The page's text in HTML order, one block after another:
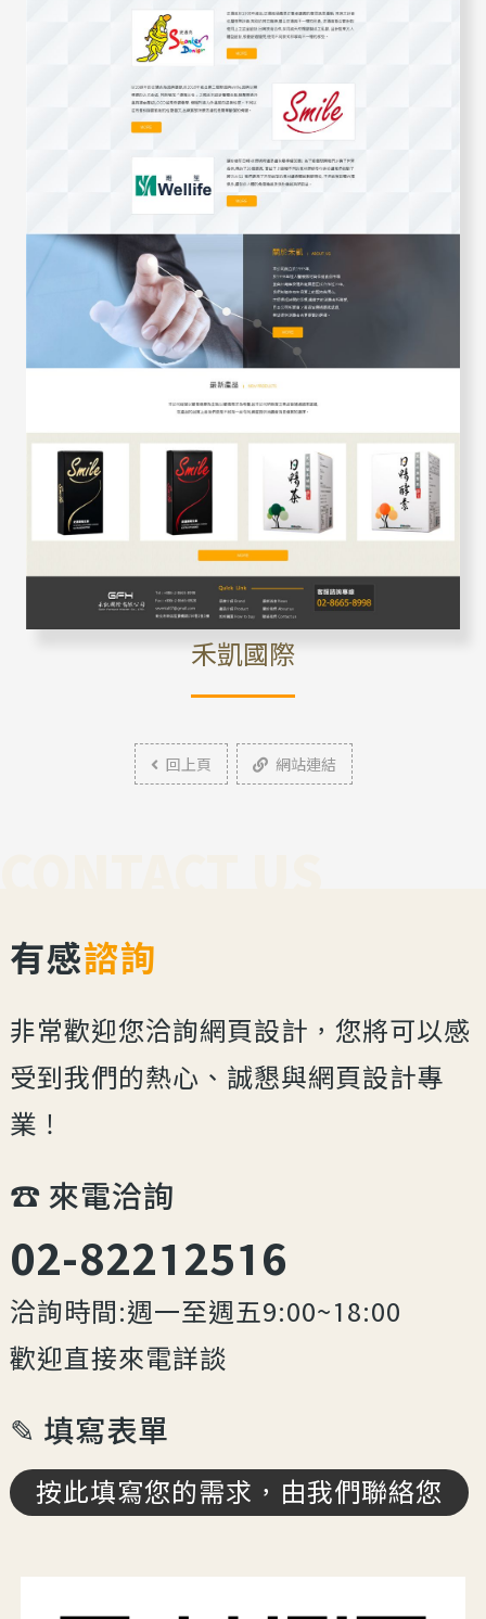
禾凱國際
回上頁 網站連結
有感諮詢
非常歡迎您洽詢網頁設計，您將可以感
受到我們的熱心、誠懇與網頁設計專
業！
☎︎ 來電洽詢
02-82212516
洽詢時間:週一至週五9:00~18:00
歡迎直接來電詳談
✎ 填寫表單
按此填寫您的需求，由我們聯絡您